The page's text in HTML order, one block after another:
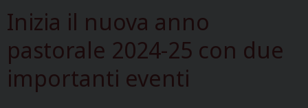
Inizia il nuova anno
pastorale 2024-25 con due
importanti eventi